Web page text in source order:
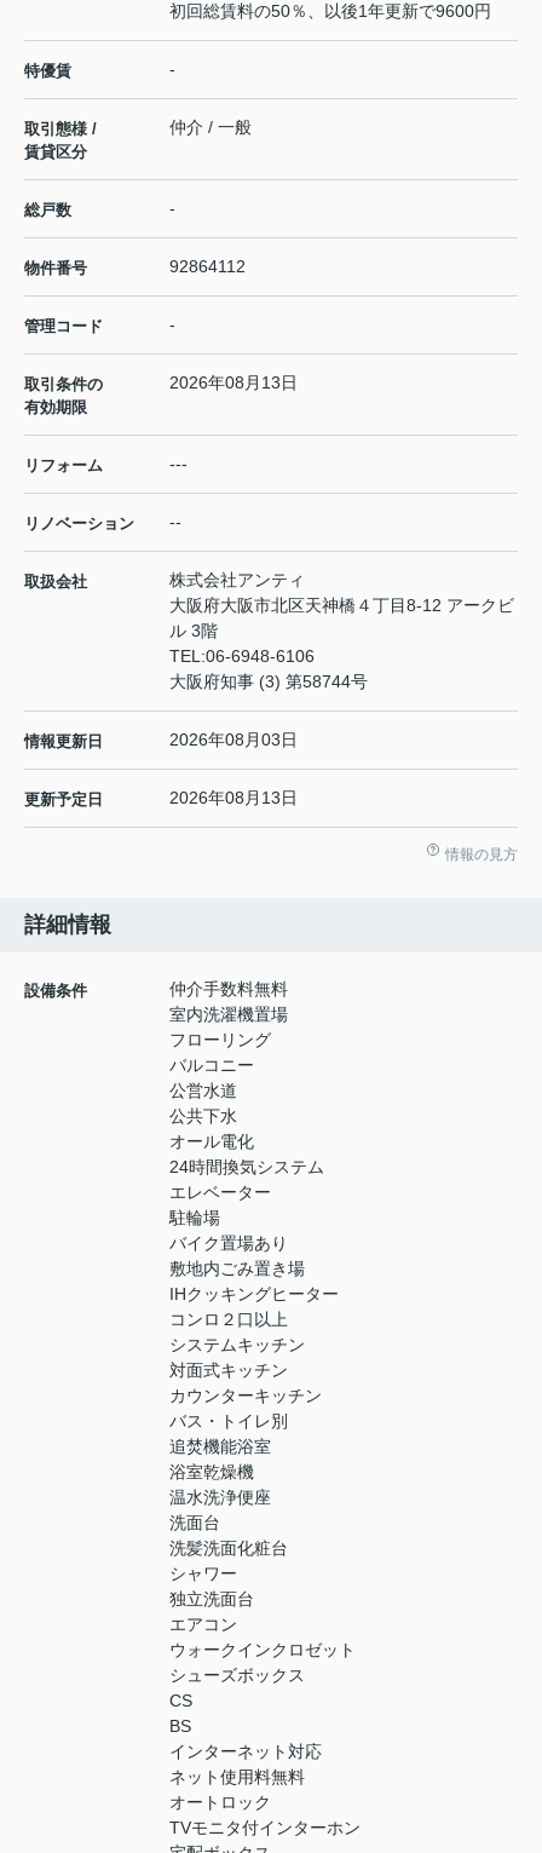
初回総賃料の50％、以後1年更新で9600円
特優賃 -
取引態様 /
賃貸区分
仲介 / 一般
総戸数 -
物件番号 92864112
管理コード -
取引条件の
有効期限
2026年08月13日
リフォーム ---
リノベーション --
取扱会社
株式会社アンティ
大阪府大阪市北区天神橋４丁目8-12 アークビ
ル 3階
TEL:06-6948-6106
大阪府知事 (3) 第58744号
情報更新日 2026年08月03日
更新予定日 2026年08月13日
情報の見方
詳細情報
設備条件
仲介手数料無料
室内洗濯機置場
フローリング
バルコニー
公営水道
公共下水
オール電化
24時間換気システム
エレベーター
駐輪場
バイク置場あり
敷地内ごみ置き場
IHクッキングヒーター
コンロ２口以上
システムキッチン
対面式キッチン
カウンターキッチン
バス・トイレ別
追焚機能浴室
浴室乾燥機
温水洗浄便座
洗面台
洗髪洗面化粧台
シャワー
独立洗面台
エアコン
ウォークインクロゼット
シューズボックス
CS
BS
インターネット対応
ネット使用料無料
オートロック
TVモニタ付インターホン